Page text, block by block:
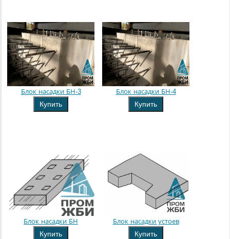
Блок насадки БН-3
Купить
Блок насадки БН-4
Купить
Блок насадки БН
Купить
Блок насадки устоев
Купить